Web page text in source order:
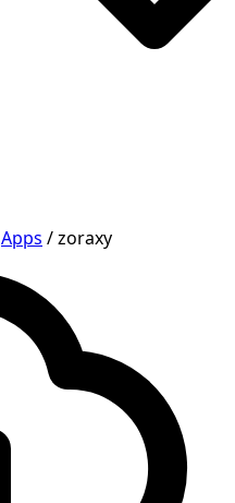
Apps /zoraxy